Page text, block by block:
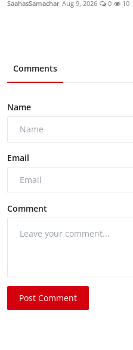
SaahasSamachar Aug 9, 2026 0 10
Comments
Name
Email
Comment
Post Comment